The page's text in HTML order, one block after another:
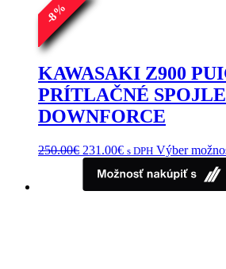
-
8
%
KAWASAKI Z900
PRÍTLAČNÉ
DOWNFORCE
250.00€ Pôvodná
cena
bola:
250.00€.
231.00€Aktuálna
je:
231.00€.
s DPH Výber